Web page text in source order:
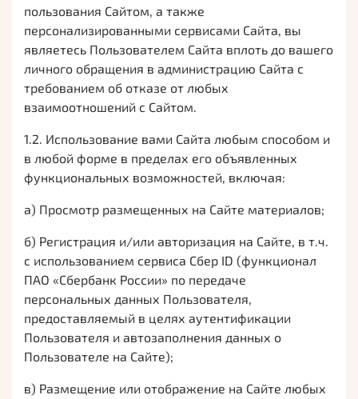
пользования Сайтом, а также
персонализированными сервисами Сайта, вы
являетесь Пользователем Сайта вплоть до вашего
личного обращения в администрацию Сайта с
требованием об отказе от любых
взаимоотношений с Сайтом.
1.2. Использование вами Сайта любым способом и
в любой форме в пределах его объявленных
функциональных возможностей, включая:
а) Просмотр размещенных на Сайте материалов;
б) Регистрация и/или авторизация на Сайте, в т.ч.
с использованием сервиса Сбер ID (функционал
ПАО «Сбербанк России» по передаче
персональных данных Пользователя,
предоставляемый в целях аутентификации
Пользователя и автозаполнения данных о
Пользователе на Сайте);
в) Размещение или отображение на Сайте любых